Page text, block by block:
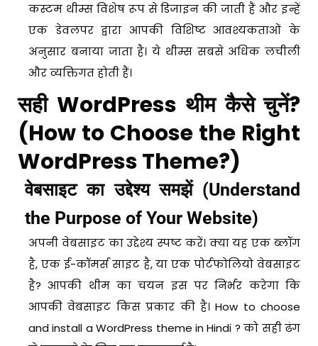
कस्टम थीम्स विशेष रूप से डिजाइन की जाती हैं और इन्हें
एक डेवलपर द्वारा आपकी विशिष्ट आवश्यकताओं के
अनुसार बनाया जाता है। ये थीम्स सबसे अधिक लचीली
और व्यक्तिगत होती हैं।
सही WordPress थीम कैसे चुनें?
(How to Choose the Right
WordPress Theme?)
वेबसाइट का उद्देश्य समझें (Understand
the Purpose of Your Website)
अपनी वेबसाइट का उद्देश्य स्पष्ट करें। क्या यह एक ब्लॉग
है, एक ई-कॉमर्स साइट है, या एक पोर्टफोलियो वेबसाइट
है? आपकी थीम का चयन इस पर निर्भर करेगा कि
आपकी वेबसाइट किस प्रकार की है। How to choose
and install a WordPress theme in Hindi ? को सही ढंग